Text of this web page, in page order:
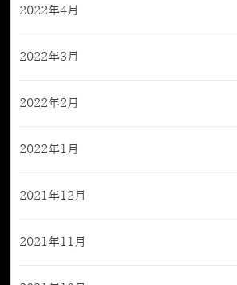
2022年4月
2022年3月
2022年2月
2022年1月
2021年12月
2021年11月